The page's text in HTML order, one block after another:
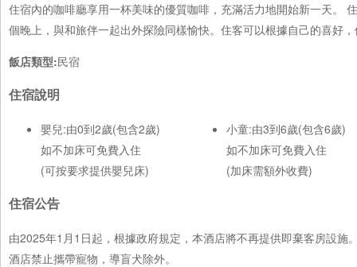
住宿內的咖啡廳享用一杯美味的優質咖啡，充滿活力地開始新一天。
個晚上，與和旅伴一起出外探險同樣愉快。住客可以根據自己的喜好
飯店類型:民宿
住宿說明
嬰兒:由0到2歲(包含2歲)
如不加床可免費入住
(可按要求提供嬰兒床)
小童:由3到6歲(包含6歲)
如不加床可免費入住
(加床需額外收費)
住宿公告
由2025年1月1日起，根據政府規定，本酒店將不再提供即棄客房設
酒店禁止攜帶寵物，導盲犬除外。